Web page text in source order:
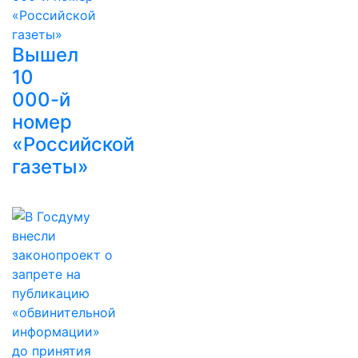
Вышел
10
000-й
номер
«Российской
газеты»